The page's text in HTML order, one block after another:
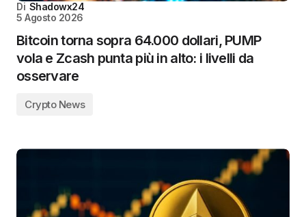
Di Shadowx24
5 Agosto 2026
Bitcoin torna sopra 64.000 dollari, PUMP
vola e Zcash punta più in alto: i livelli da
osservare
Crypto News